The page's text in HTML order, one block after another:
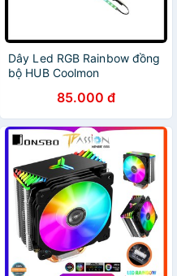
Dây Led RGB Rainbow đồng
bộ HUB Coolmon
85.000 đ